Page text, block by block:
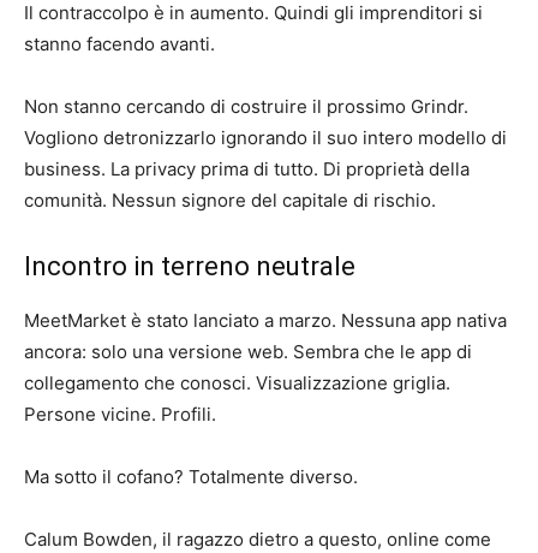
Il contraccolpo è in aumento. Quindi gli imprenditori si
stanno facendo avanti.
Non stanno cercando di costruire il prossimo Grindr.
Vogliono detronizzarlo ignorando il suo intero modello di
business. La privacy prima di tutto. Di proprietà della
comunità. Nessun signore del capitale di rischio.
Incontro in terreno neutrale
MeetMarket è stato lanciato a marzo. Nessuna app nativa
ancora: solo una versione web. Sembra che le app di
collegamento che conosci. Visualizzazione griglia.
Persone vicine. Profili.
Ma sotto il cofano? Totalmente diverso.
Calum Bowden, il ragazzo dietro a questo, online come